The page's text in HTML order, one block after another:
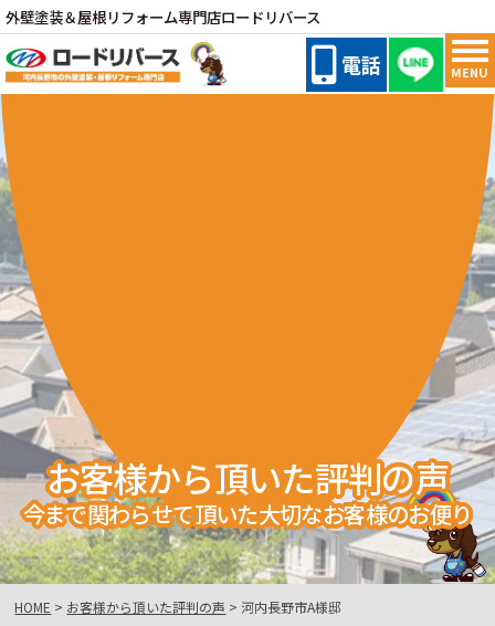
外壁塗装＆屋根リフォーム専門店ロードリバース
電話 MENU
お客様から頂いた評判の声
今まで関わらせて頂いた大切なお客様のお便り
HOME > お客様から頂いた評判の声 >河内長野市A様邸